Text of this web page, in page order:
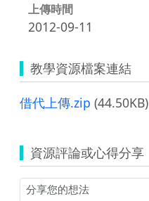
上傳時間
2012-09-11
教學資源檔案連結
借代上傳.zip (44.50KB)
資源評論或心得分享